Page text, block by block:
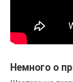
Немного о